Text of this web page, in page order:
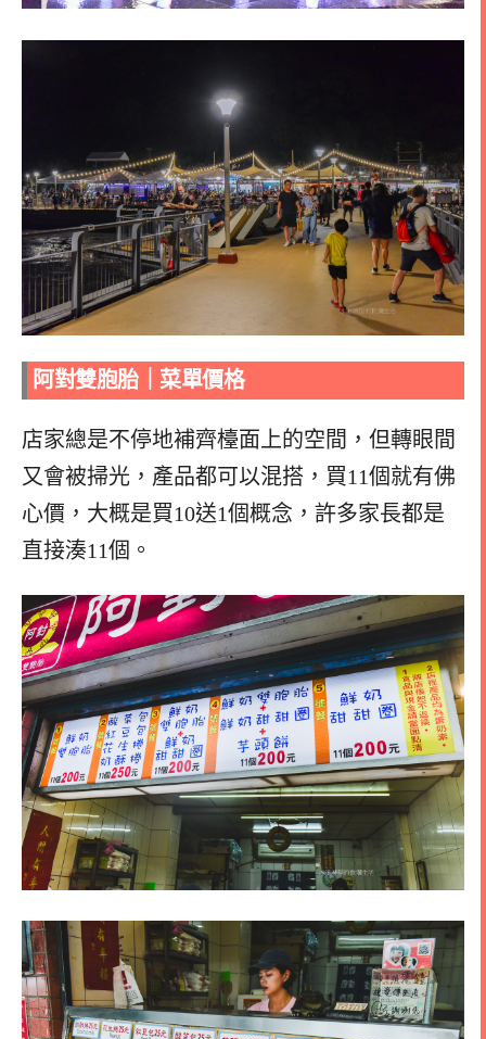
阿對雙胞胎｜ 菜單價格
店家總是不停地補齊檯面上的空間，但轉眼間
又會被掃光，產品都可以混搭，買11個就有佛
心價，大概是買10送1個概念，許多家長都是
直接湊11個。